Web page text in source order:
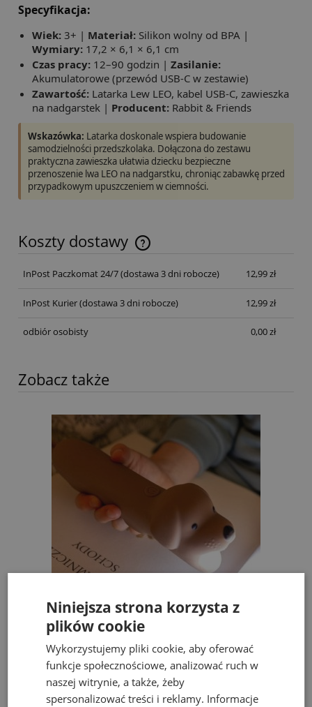
Specyfikacja:
Wiek: 3+ | Materiał: Silikon wolny od BPA |
Wymiary: 17,2 × 6,1 × 6,1 cm
Czas pracy: 12–90 godzin | Zasilanie:
Akumulatorowe (przewód USB-C w zestawie)
Zawartość: Latarka Lew LEO, kabel USB-C, zawieszka
na nadgarstek | Producent: Rabbit & Friends
Wskazówka: Latarka doskonale wspiera budowanie
samodzielności przedszkolaka. Dołączona do zestawu
praktyczna zawieszka ułatwia dziecku bezpieczne
przenoszenie lwa LEO na nadgarstku, chroniąc zabawkę przed
przypadkowym upuszczeniem w ciemności.
Koszty dostawy
InPost Paczkomat 24/7(dostawa 3 dni robocze) 12,99 zł
InPost Kurier(dostawa 3 dni robocze) 12,99 zł
odbiór osobisty 0,00 zł
Zobacz także
Rabbit & Friends latarka dla dzieci Krokodyl
82,00 zł 69,99 zł
do koszyka
Niniejsza strona korzysta z
plików cookie
Wykorzystujemy pliki cookie, aby oferować
funkcje społecznościowe, analizować ruch w
naszej witrynie, a także, żeby
spersonalizować treści i reklamy. Informacje